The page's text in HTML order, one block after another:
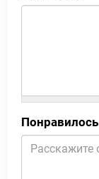
Понравилось